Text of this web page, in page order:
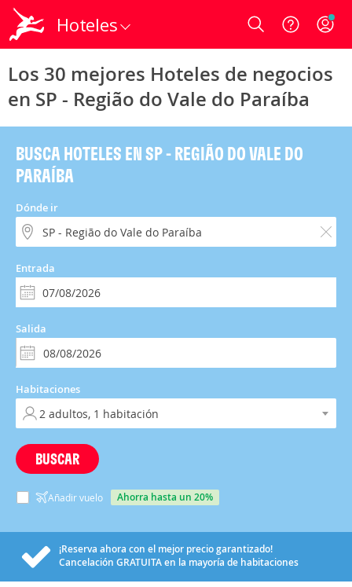
Hoteles Login
Los 30 mejores Hoteles de negocios
en SP - Região do Vale do Paraíba
BUSCA HOTELES EN SP - REGIÃO DO VALE DO
PARAÍBA
Dónde ir
Entrada
Salida
Habitaciones
BUSCAR
Añadir vuelo ahorra hasta un 20%
¡Reserva ahora con el mejor precio garantizado!
Cancelación GRATUITAen la mayoría de habitaciones